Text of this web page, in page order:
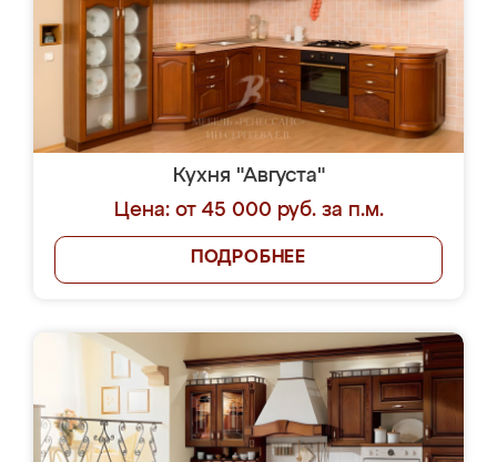
Кухня "Августа"
Цена: от 45 000 руб. за п.м.
ПОДРОБНЕЕ